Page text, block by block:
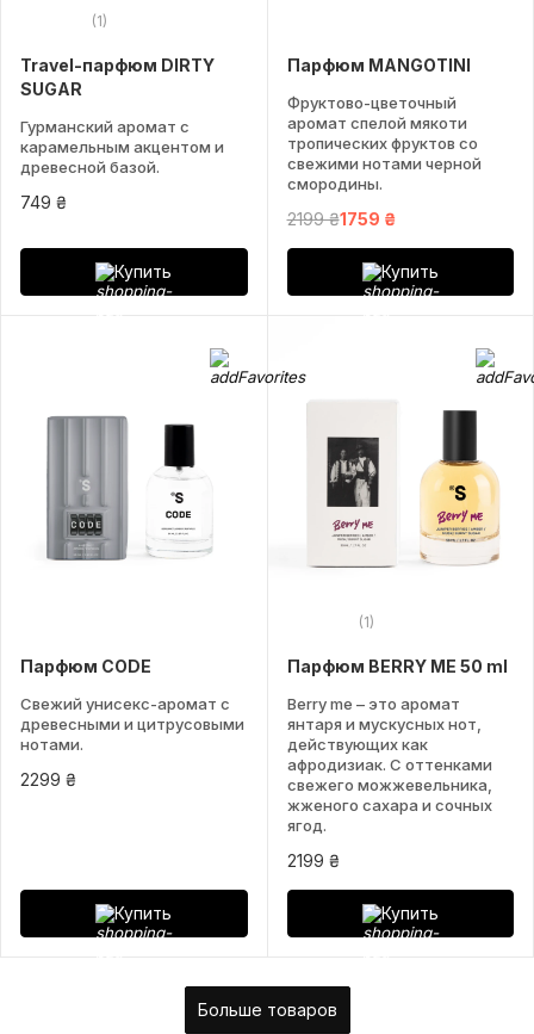
(1)
Travel-парфюм DIRTY
SUGAR
Гурманский аромат с
карамельным акцентом и
древесной базой.
749 ₴
Купить
Парфюм MANGOTINI
Фруктово-цветочный
аромат спелой мякоти
тропических фруктов со
свежими нотами черной
смородины.
2199 ₴1759 ₴
Купить
Парфюм CODE
Свежий унисекс-аромат с
древесными и цитрусовыми
нотами.
2299 ₴
Купить
(1)
Парфюм BERRY ME 50 ml
Berry me – это аромат
янтаря и мускусных нот,
действующих как
афродизиак. С оттенками
свежего можжевельника,
жженого сахара и сочных
ягод.
2199 ₴
Купить
Больше товаров